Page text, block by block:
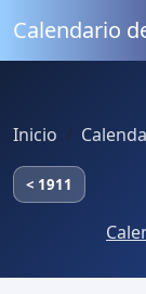
Calendario
Inicio
< 1911